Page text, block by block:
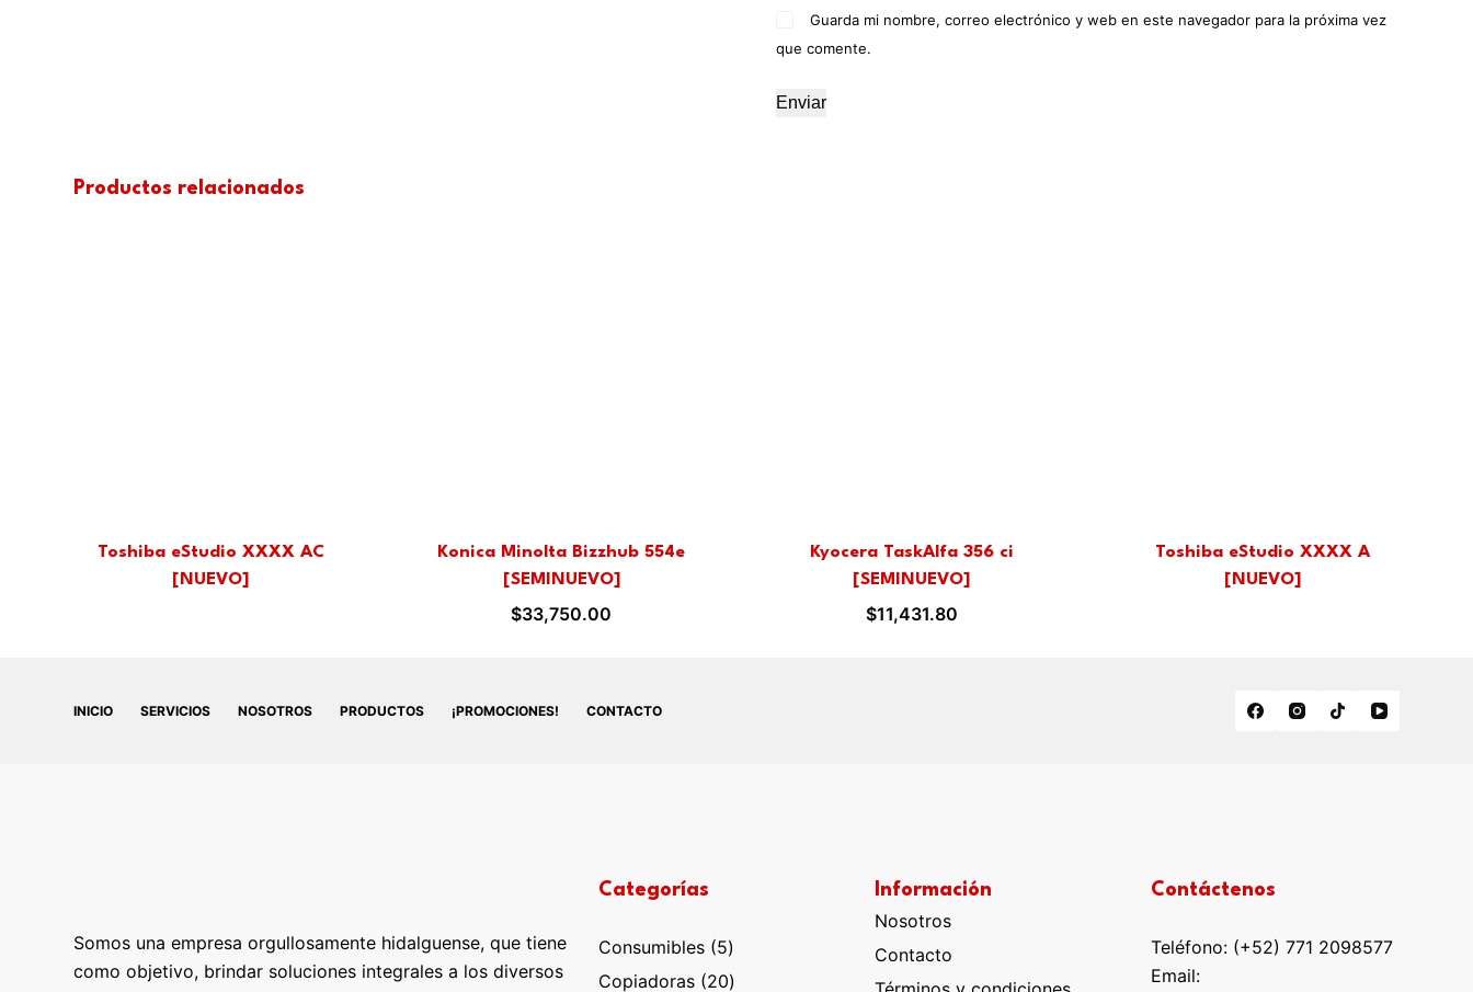
Guarda mi nombre, correo electrónico y web en este navegador para la próxima vez
que comente.
Enviar
Productos relacionados
Toshiba eStudio XXXX AC
[NUEVO]
Konica Minolta Bizzhub 554e
[SEMINUEVO]
$33,750.00
Kyocera TaskAlfa 356 ci
[SEMINUEVO]
$11,431.80
Toshiba eStudio XXXX A
[NUEVO]
INICIO SERVICIOS NOSOTROS PRODUCTOS ¡PROMOCIONES! CONTACTO
Somos una empresa orgullosamente hidalguense, que tiene
como objetivo, brindar soluciones integrales a los diversos
Categorías
Consumibles 55
productos
Copiadoras 2020
Información
Nosotros
Contacto
Contáctenos
Teléfono: (+52) 771 2098577
Email: